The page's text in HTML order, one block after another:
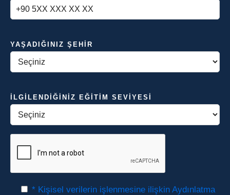
YAŞADIĞINIZ ŞEHIR
İLGILENDIĞINIZ EĞITIM SEVIYESI
* Kişisel verilerin işlenmesine ilişkin Aydınlatma